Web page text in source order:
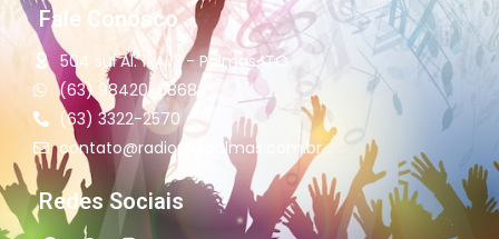
Fale Conosco
504 sul Al. 11 Ai13 - Palmas-TO
(63) 98420-6868
(63) 3322-2570
contato@radiopazpalmas.com.br
Redes Sociais